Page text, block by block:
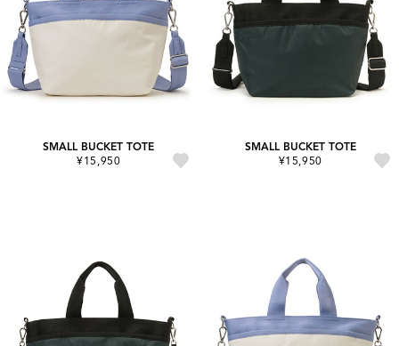
SMALL BUCKET TOTE
¥15,950
SMALL BUCKET TOTE
¥15,950